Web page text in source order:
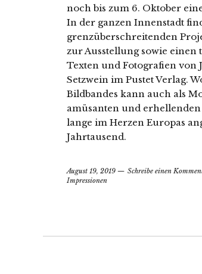
noch bis zum 6. Oktober
In der ganzen Innenstadt
grenzüberschreitenden
zur Ausstellung sowie
Texten und Fotografien von
Setzwein im Pustet Verlag.
Bildbandes kann auch als
amüsanten und
lange im Herzen Europas
Jahrtausend.
August 19, 2019
Schreibe einen
Impressionen